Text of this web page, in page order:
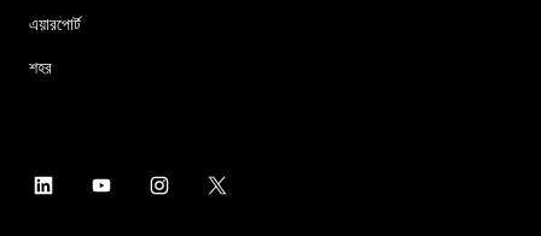
এয়ারপোর্ট
শহর